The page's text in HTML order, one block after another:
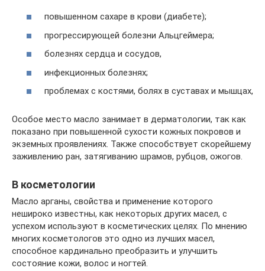
повышенном сахаре в крови (диабете);
прогрессирующей болезни Альцгеймера;
болезнях сердца и сосудов,
инфекционных болезнях;
проблемах с костями, болях в суставах и мышцах,
Особое место масло занимает в дерматологии, так как
показано при повышенной сухости кожных покровов и
экземных проявлениях. Также способствует скорейшему
заживлению ран, затягиванию шрамов, рубцов, ожогов.
В косметологии
Масло арганы, свойства и применение которого
нешироко известны, как некоторых других масел, с
успехом используют в косметических целях. По мнению
многих косметологов это одно из лучших масел,
способное кардинально преобразить и улучшить
состояние кожи, волос и ногтей.